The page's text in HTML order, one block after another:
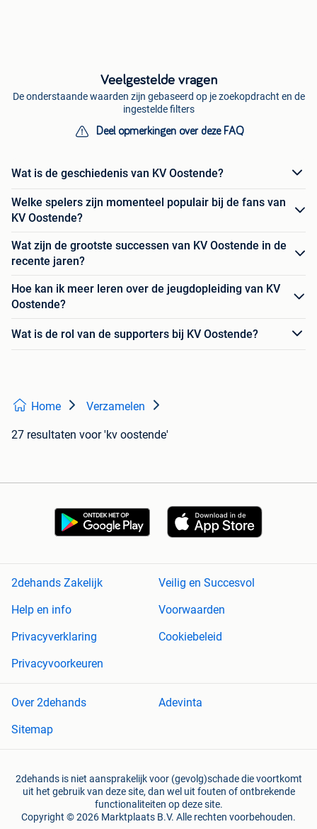
Veelgestelde vragen
De onderstaande waarden zijn gebaseerd op je zoekopdracht en de
ingestelde filters
Deel opmerkingen over deze FAQ
Wat is de geschiedenis van KV Oostende?
Welke spelers zijn momenteel populair bij de fans van
KV Oostende?
Wat zijn de grootste successen van KV Oostende in de
recente jaren?
Hoe kan ik meer leren over de jeugdopleiding van KV
Oostende?
Wat is de rol van de supporters bij KV Oostende?
Home Verzamelen
27 resultaten voor 'kv oostende'
2dehands Zakelijk
Veilig en Succesvol
Help en info
Voorwaarden
Privacyverklaring
Cookiebeleid
Privacyvoorkeuren
Over 2dehands
Adevinta
Sitemap
2dehands is niet aansprakelijk voor (gevolg)schade die voortkomt
uit het gebruik van deze site, dan wel uit fouten of ontbrekende
functionaliteiten op deze site.
Copyright © 2026 Marktplaats B.V. Alle rechten voorbehouden.